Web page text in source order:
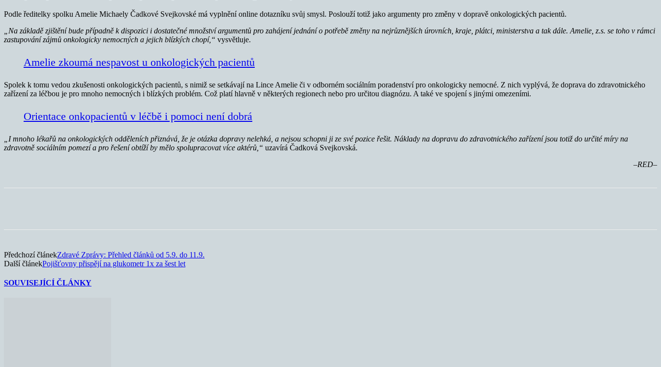
Podle ředitelky spolku Amelie Michaely Čadkové Svejkovské má vyplnění online dotazníku svůj smysl. Poslouží totiž jako argumenty pro změny v dopravě onkologických pacientů.
„Na základě zjištění bude případně k dispozici i dostatečné množství argumentů pro zahájení jednání o potřebě změny na nejrůznějších úrovních, kraje, plátci, ministerstva a tak dále. Amelie, z.s. se toho v rámci
zastupování zájmů onkologicky nemocných a jejich blízkých chopí,“ vysvětluje.
Amelie zkoumá nespavost u onkologických pacientů
Spolek k tomu vedou zkušenosti onkologických pacientů, s nimiž se setkávají na Lince Amelie či v odborném sociálním poradenství pro onkologicky nemocné. Z nich vyplývá, že doprava do zdravotnického
zařízení za léčbou je pro mnoho nemocných i blízkých problém. Což platí hlavně v některých regionech nebo pro určitou diagnózu. A také ve spojení s jinými omezeními.
Orientace onkopacientů v léčbě i pomoci není dobrá
„I mnoho lékařů na onkologických odděleních přiznává, že je otázka dopravy nelehká, a nejsou schopni ji ze své pozice řešit. Náklady na dopravu do zdravotnického zařízení jsou totiž do určité míry na
zdravotně sociálním pomezí a pro řešení obtíží by mělo spolupracovat více aktérů,“ uzavírá Čadková Svejkovská.
–RED–
Předchozí článekZdravé Zprávy: Přehled článků od 5.9. do 11.9.
Další článekPojišťovny přispějí na glukometr 1x za šest let
SOUVISEJÍCÍ ČLÁNKY